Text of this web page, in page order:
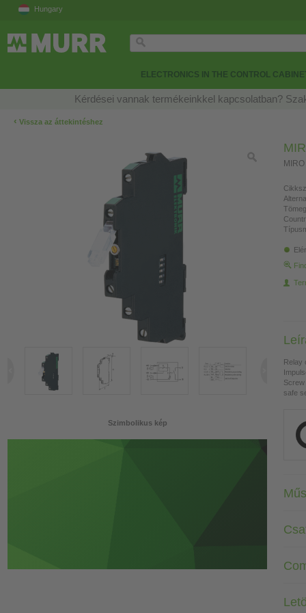
Hungary
ELECTRONICS IN THE CONTROL
Kérdései vannak termékeinkkel kapcsolatban?
‹ Vissza az áttekintéshez
Szimbolikus kép
Relay
safe